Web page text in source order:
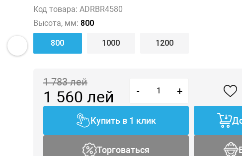
Код товара: ADRBR4580
Высота, мм: 800
800 1000 1200
1 783лей
1 560 лей - +
Купить в 1 клик
Торговаться